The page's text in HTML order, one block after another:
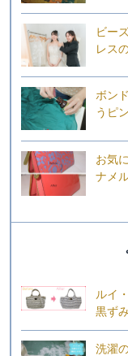
ビー
レス
ボン
うピ
お気
ナメ
ルイ
黒ず
洗濯